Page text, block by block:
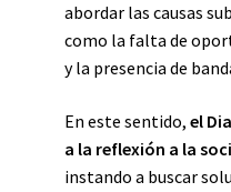
abordar las causas
como la falta de
y la presencia de
En este sentido, el
a la reflexión a la
instando a buscar